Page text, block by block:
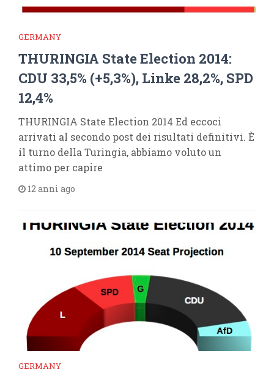
GERMANY
THURINGIA State Election 2014:
CDU 33,5% (+5,3%), Linke 28,2%, SPD
12,4%
THURINGIA State Election 2014 Ed eccoci
arrivati al secondo post dei risultati definitivi. È
il turno della Turingia, abbiamo voluto un
attimo per capire
12 anni ago
GERMANY